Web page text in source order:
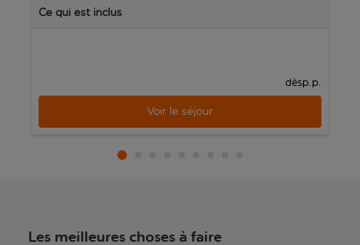
Ce qui est inclus
dèsp.p.
Voir le séjour
Les meilleures choses à faire